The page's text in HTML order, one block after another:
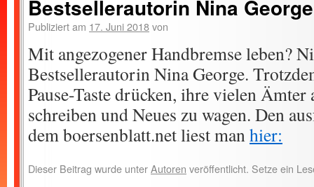
Bestsellerautorin Nina George
Publiziert am 17. Juni 2018von
Mit angezogener Handbremse leben?
Bestsellerautorin Nina George.
Pause-Taste drücken, ihre vielen Ämter
schreiben und Neues zu wagen. Den
dem boersenblatt.net liest manhier:
Dieser Beitrag wurde unterAutoren veröffentlicht. Setze ein